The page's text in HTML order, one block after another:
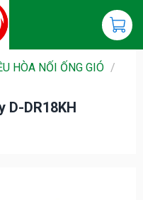
HÒA NỐI ỐNG GIÓ /
D-DR18KH